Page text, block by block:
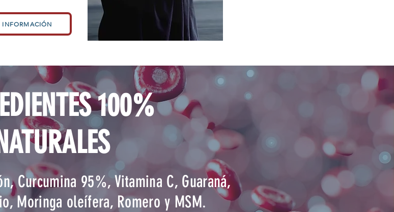
INFORMACIÓN
100%
Curcumina 95%, Vitamina C, Guaraná,
Moringa oleífera, Romero y MSM.